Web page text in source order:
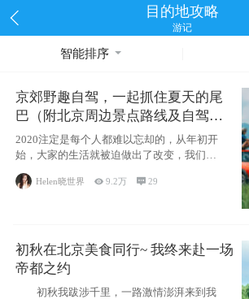
目的地攻略
游记
智能排序
京郊野趣自驾，一起抓住夏天的尾
巴（附北京周边景点路线及自驾攻
略）
2020注定是每个人都难以忘却的，从年初开
始，大家的生活就被迫做出了改变，我们也
不例外。本来双双辞职是为
Helen晓世界 9.2万 29
初秋在北京美食同行~ 我终来赴一场
帝都之约
初秋我跋涉千里，一路激情澎湃来到我